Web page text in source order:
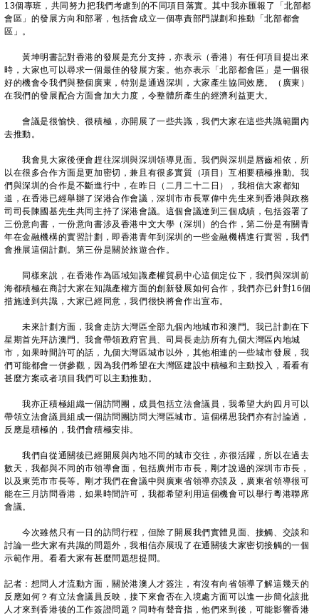
13個專班，共同努力把我們考慮到的不同項目落實。其中我亦匯報了「北部都
會區」的發展方向和部署，包括會成立一個專責部門謀劃和推動「北部都會
區」。
黃坤明書記對香港的發展是充分支持，亦表示（香港）有任何項目提出來
時，大家也可以尋求一個最佳的發展方案。他亦表示「北部都會區」是一個很
好的機會令我們與整個廣東，特別是通過深圳，大家產生協同效應。（廣東）
在我們的發展配合方面會加大力度，令整體所產生的經濟利益更大。
會議是很愉快、很積極，亦開展了一些共識，我們大家在這些共識範圍內
去推動。
我會見大家後便會趕往深圳與深圳領導見面。我們與深圳是唇齒相依，所
以在很多合作方面是更加密切，兼且有很多實質（項目）互相要積極推動。我
們與深圳的合作是不斷進行中，在昨日（二月二十二日），我相信大家都知
道，在香港已經舉辦了深港合作會議，深圳市市長覃偉中先生來到香港與政務
司司長陳國基先生共同主持了深港會議。這個會議達到三個成績，包括簽署了
三份意向書，一份意向書涉及香港中文大學（深圳）的合作，第二份是有關青
年在金融機構的實習計劃，即香港青年到深圳的一些金融機構進行實習，我們
會推展這個計劃。第三份是關於旅遊合作。
同樣來說，在香港作為區域知識產權貿易中心這個定位下，我們與深圳前
海都積極在商討大家在知識產權方面的創新發展如何合作，我們亦已針對16個
措施達到共識，大家已經同意，我們很快將會作出宣布。
未來計劃方面，我會走訪大灣區全部九個內地城市和澳門。我已計劃在下
星期首先拜訪澳門。我會帶領政府官員、司局長走訪所有九個大灣區內地城
市，如果時間許可的話，九個大灣區城市以外，其他相連的一些城市發展，我
們可能都會一併參觀，因為我們希望在大灣區建設中積極和主動投入，看看有
甚麼方案或者項目我們可以主動推動。
我亦正積極組織一個訪問團，成員包括立法會議員，我希望大約四月可以
帶領立法會議員組成一個訪問團訪問大灣區城市。這個構思我們亦有討論過，
反應是積極的，我們會積極安排。
我們自從通關後已經開展與內地不同的城市交往，亦很活躍，所以在過去
數天，我都與不同的市領導會面，包括廣州市市長，剛才說過的深圳市市長，
以及東莞市市長等。剛才我們在會議中與廣東省領導亦談及，廣東省領導很可
能在三月訪問香港，如果時間許可，我都希望利用這個機會可以舉行粵港聯席
會議。
今次雖然只有一日的訪問行程，但除了開展我們實體見面、接觸、交談和
討論一些大家有共識的問題外，我相信亦展現了在通關後大家密切接觸的一個
示範作用。看看大家有甚麼問題想提問。
記者：想問人才流動方面，關於港澳人才簽注，有沒有向省領導了解這幾天的
反應如何？有立法會議員反映，接下來會否在入境處方面可以進一步簡化該批
人才來到香港後的工作簽證問題？同時有聲音指，他們來到後，可能影響香港